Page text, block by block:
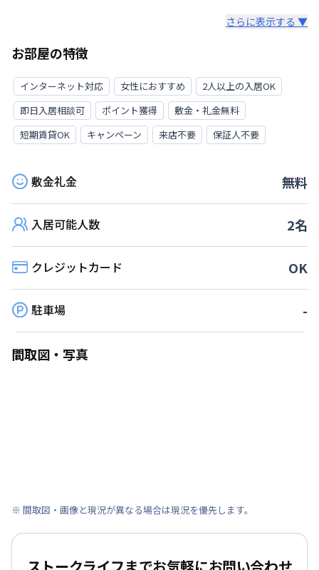
さらに表示する ▼
お部屋の特徴
インターネット対応 女性におすすめ
2人以上の入居OK
即日入居相談可
ポイント獲得
敷金・礼金無料
短期賃貸OK
キャンペーン 来店不要 保証人不要
敷金礼金 無料
入居可能人数 2名
クレジットカード OK
駐車場 -
間取図・写真
※ 間取図・画像と現況が異なる場合は現況を優先します。